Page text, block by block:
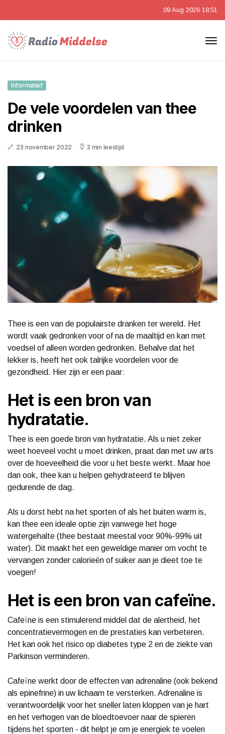
09 Aug 2026 18:51
Informatief
De vele voordelen van thee
drinken
23 november 2022 3 min leestijd
Thee is een van de populairste dranken ter wereld. Het
wordt vaak gedronken voor of na de maaltijd en kan met
voedsel of alleen worden gedronken. Behalve dat het
lekker is, heeft het ook talrijke voordelen voor de
gezondheid. Hier zijn er een paar:
Het is een bron van
hydratatie.
Thee is een goede bron van hydratatie. Als u niet zeker
weet hoeveel vocht u moet drinken, praat dan met uw arts
over de hoeveelheid die voor u het beste werkt. Maar hoe
dan ook, thee kan u helpen gehydrateerd te blijven
gedurende de dag.
Als u dorst hebt na het sporten of als het buiten warm is,
kan thee een ideale optie zijn vanwege het hoge
watergehalte (thee bestaat meestal voor 90%-99% uit
water). Dit maakt het een geweldige manier om vocht te
vervangen zonder calorieën of suiker aan je dieet toe te
voegen!
Het is een bron van cafeïne.
Cafeïne is een stimulerend middel dat de alertheid, het
concentratievermogen en de prestaties kan verbeteren.
Het kan ook het risico op diabetes type 2 en de ziekte van
Parkinson verminderen.
Cafeïne werkt door de effecten van adrenaline (ook bekend
als epinefrine) in uw lichaam te versterken. Adrenaline is
verantwoordelijk voor het sneller laten kloppen van je hart
en het verhogen van de bloedtoevoer naar de spieren
tijdens het sporten - dit helpt je om je energiek te voelen